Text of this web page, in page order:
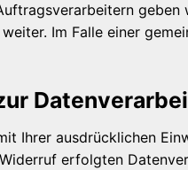
Im Falle einer
Ihrer ausdrücklichen
erfolgten